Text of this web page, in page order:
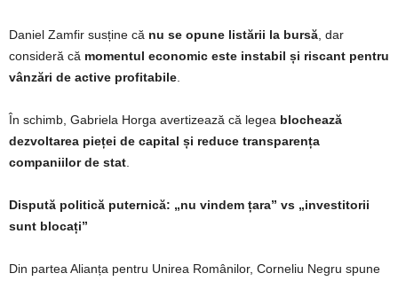
Daniel Zamfir susține că nu se opune listării la bursă , dar
consideră că momentul economic este instabil și riscant pentru
vânzări de active profitabile
În schimb, Gabriela Horga avertizează că legea blochează
dezvoltarea pieței de capital și reduce transparența
companiilor de stat
Dispută politică puternică: „nu vindem țara” vs „investitorii
sunt blocați”
Din partea Alianța pentru Unirea Românilor, Corneliu Negru spune